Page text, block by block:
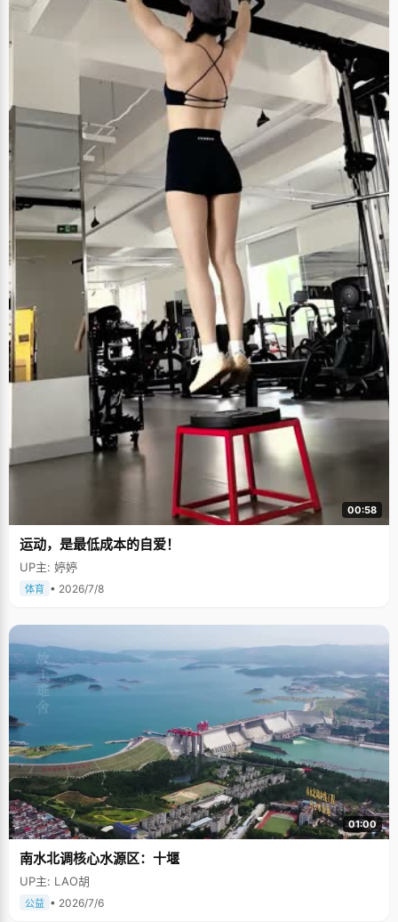
00:58
运动，是最低成本的自爱！
UP主: 婷婷
体育 • 2026/7/8
01:00
南水北调核心水源区：十堰
UP主: LAO胡
公益 • 2026/7/6